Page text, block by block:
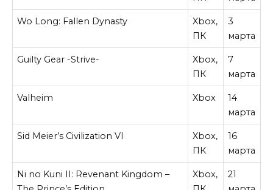
Wo Long: Fallen Dynasty
Xbox,
ПК
3
марта
Guilty Gear -Strive-
Xbox,
ПК
7
марта
Valheim Xbox
14
марта
Sid Meier’s Civilization VI
Xbox,
ПК
16
марта
Ni no Kuni II: Revenant Kingdom –
Xbox,
21